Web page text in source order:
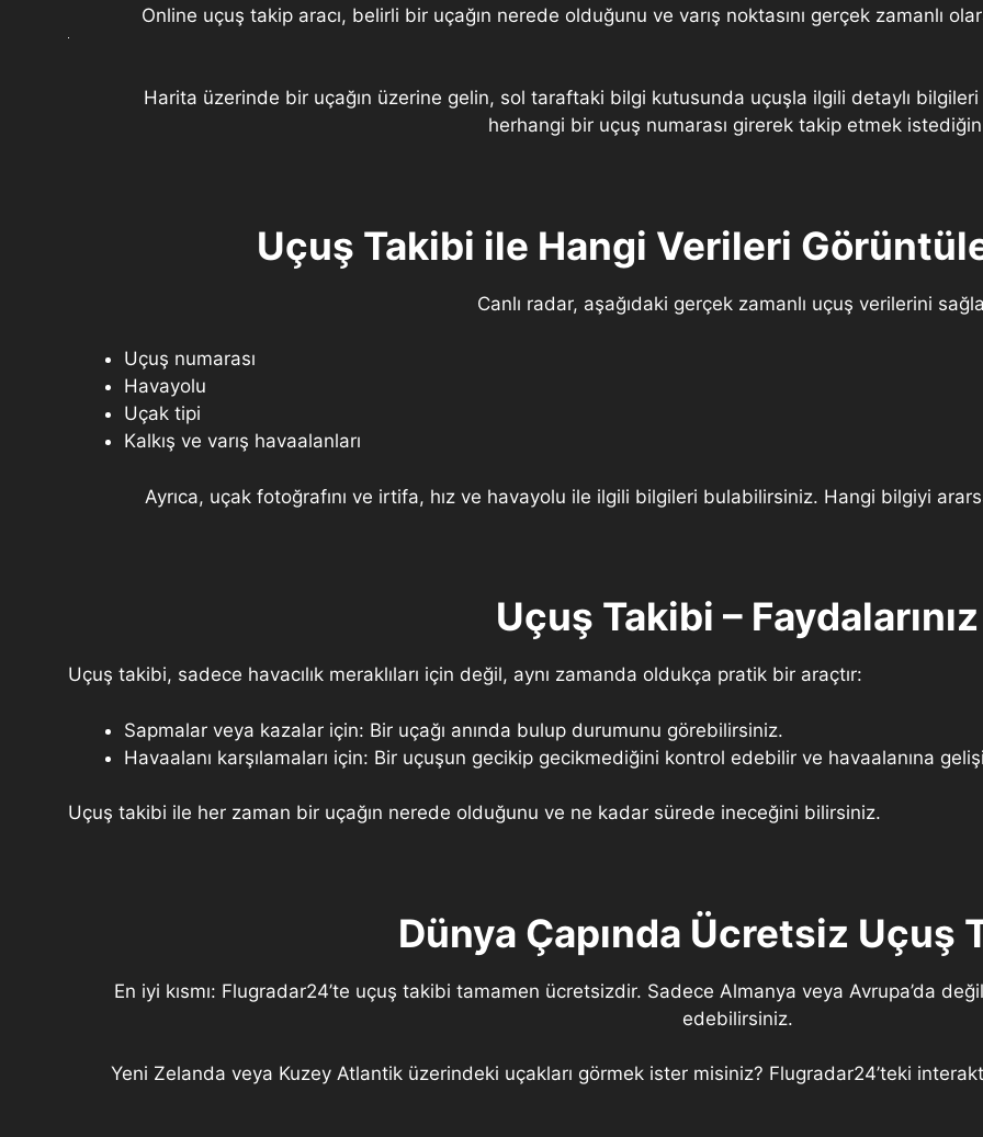
Online uçuş takip aracı, belirli bir uçağın nerede olduğunu ve varış noktasını gerçek zamanlı
Harita üzerinde bir uçağın üzerine gelin, sol taraftaki bilgi kutusunda uçuşla ilgili detaylı
herhangi bir uçuş numarası girerek takip etmek
Uçuş Takibi ile Hangi Verileri
Canlı radar, aşağıdaki gerçek zamanlı uçuş verilerini
Uçuş numarası
Havayolu
Uçak tipi
Kalkış ve varış havaalanları
Ayrıca, uçak fotoğrafını ve irtifa, hız ve havayolu ile ilgili bilgileri bulabilirsiniz. Hangi bilgiyi
Uçuş Takibi – Faydalarınız
Uçuş takibi, sadece havacılık meraklıları için değil, aynı zamanda oldukça pratik bir araçtır:
Sapmalar veya kazalar için: Bir uçağı anında bulup durumunu görebilirsiniz.
Havaalanı karşılamaları için: Bir uçuşun gecikip gecikmediğini kontrol edebilir ve havaalanına
Uçuş takibi ile her zaman bir uçağın nerede olduğunu ve ne kadar sürede ineceğini bilirsiniz.
Dünya Çapında Ücretsiz Uçuş
En iyi kısmı: Flugradar24’te uçuş takibi tamamen ücretsizdir. Sadece Almanya veya Avrupa’da
edebilirsiniz.
Yeni Zelanda veya Kuzey Atlantik üzerindeki uçakları görmek ister misiniz? Flugradar24’teki